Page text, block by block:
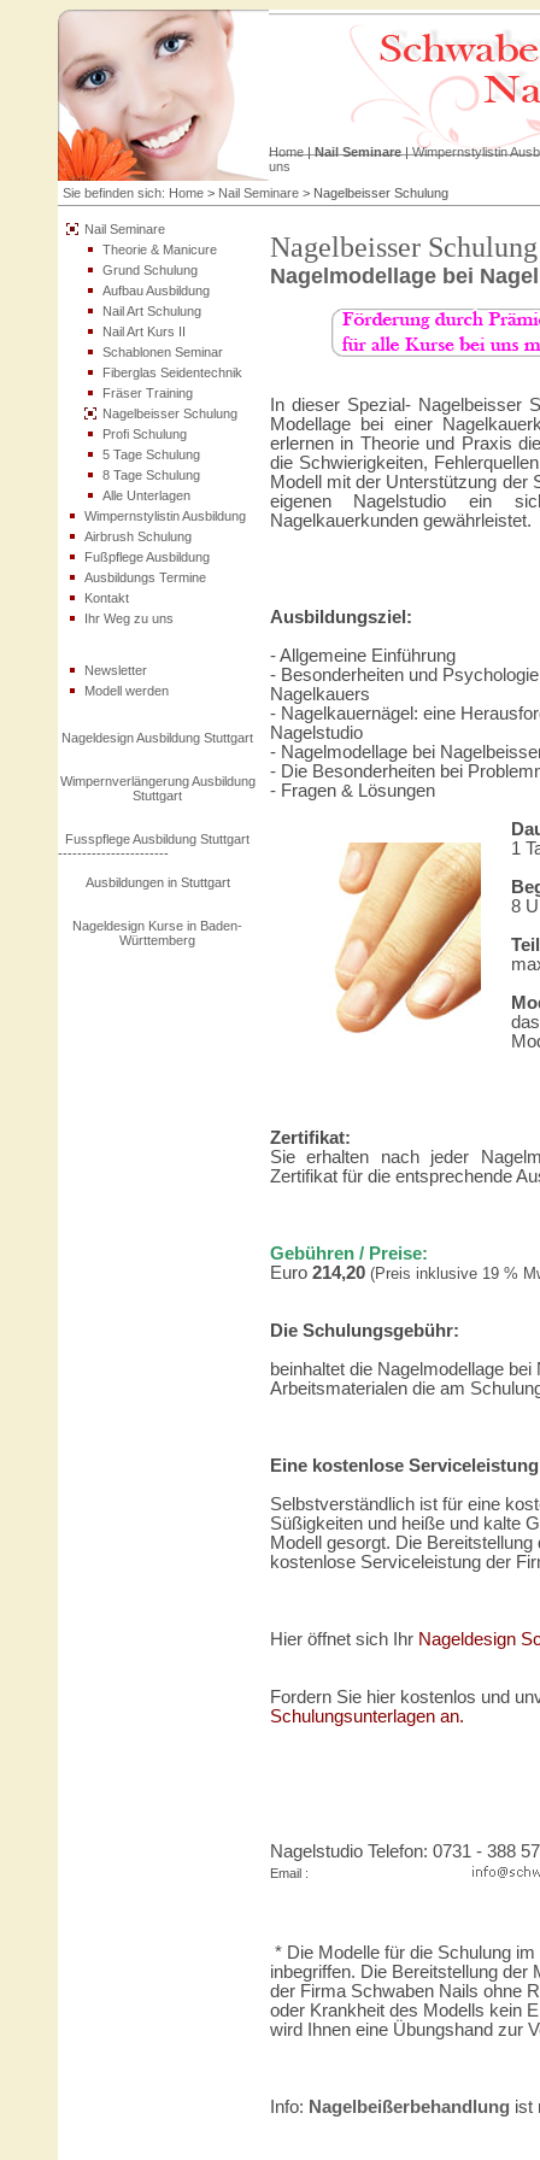
Home|Nail Seminare|Wimpernstylistin
uns
Sie befinden sich: Home > Nail Seminare >Nagelbeisser Schulung
Nail Seminare
Theorie & Manicure
Grund Schulung
Aufbau Ausbildung
Nail Art Schulung
Nail Art Kurs II
Schablonen Seminar
Fiberglas Seidentechnik
Fräser Training
Nagelbeisser Schulung
Profi Schulung
5 Tage Schulung
8 Tage Schulung
Alle Unterlagen
Wimpernstylistin Ausbildung
Airbrush Schulung
Fußpflege Ausbildung
Ausbildungs Termine
Kontakt
Ihr Weg zu uns
Newsletter
Modell werden
Nageldesign Ausbildung Stuttgart
Wimpernverlängerung Ausbildung
Stuttgart
Fusspflege Ausbildung Stuttgart
-----------------------
Ausbildungen in Stuttgart
Nageldesign Kurse in Baden-
Württemberg
Nagelbeisser Schulung
Nagelmodellage bei
In dieser Spezial- Nagelbeisser
Modellage bei einer
erlernen in Theorie und Praxis
die Schwierigkeiten,
Modell mit der Unterstützung der
eigenen Nagelstudio ein
Nagelkauerkunden gewährleistet.
Ausbildungsziel:
- Allgemeine Einführung
- Besonderheiten und
Nagelkauers
- Nagelkauernägel: eine
Nagelstudio
- Nagelmodellage bei
- Die Besonderheiten bei
- Fragen & Lösungen
1
8
Zertifikat:
Sie erhalten nach jeder
Zertifikat für die entsprechende
Gebühren / Preise:
Euro 214,20 (Preis inklusive 19 %
Die Schulungsgebühr:
beinhaltet die Nagelmodellage
Arbeitsmaterialen die am
Eine kostenlose
Selbstverständlich ist für eine
Süßigkeiten und heiße und kalte
Modell gesorgt. Die
kostenlose Serviceleistung der
Hier öffnet sich Ihr Nageldesign
Fordern Sie hier kostenlos und
Schulungsunterlagen an.
Nagelstudio Telefon: 0731 - 388
Email :
* Die Modelle für die Schulung
inbegriffen. Die Bereitstellung der
der Firma Schwaben Nails ohne
oder Krankheit des Modells kein
wird Ihnen eine Übungshand zur
Info: Nagelbeißerbehandlung ist